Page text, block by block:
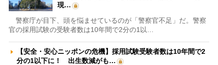
現…
警察庁が目下、頭を悩ませているのが「警察官不足」だ。警察
官の採用試験の受験者数は10年間で2分の1以…
【安全・安心ニッポンの危機】採用試験受験者数は10年間で2
分の1以下に！ 出生数減がも…